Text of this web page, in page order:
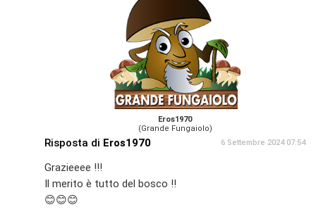
Eros1970
(Grande Fungaiolo)
Risposta di Eros1970 6 Settembre 2024 07:54
Grazieeee !!!
Il merito è tutto del bosco !!
😊😊😊